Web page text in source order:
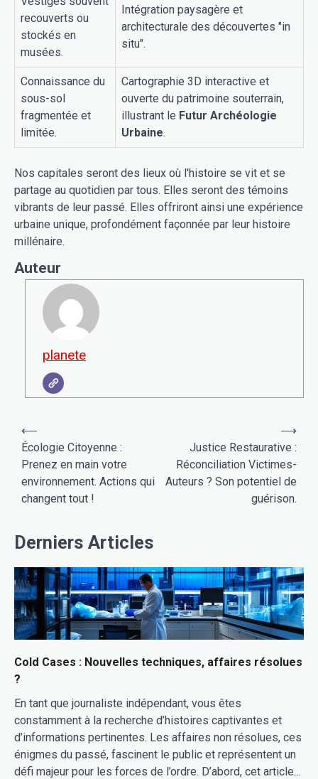
recouverts ou
stockés en
musées.
Intégration paysagère et
architecturale des découvertes "in
situ".
Connaissance du
sous-sol
fragmentée et
limitée.
Cartographie 3D interactive et
ouverte du patrimoine souterrain,
illustrant le Futur Archéologie
Urbaine.
Nos capitales seront des lieux où l'histoire se vit et se
partage au quotidien par tous. Elles seront des témoins
vibrants de leur passé. Elles offriront ainsi une expérience
urbaine unique, profondément façonnée par leur histoire
millénaire.
Auteur
planete
Navigation
de
l’article
⟵
Écologie Citoyenne :
Prenez en main votre
environnement. Actions qui
changent tout !
Justice Restaurative :
Réconciliation Victimes-
Auteurs ? Son potentiel de
guérison.
⟶
Derniers Articles
Cold Cases : Nouvelles techniques, affaires résolues
?
En tant que journaliste indépendant, vous êtes
constamment à la recherche d’histoires captivantes et
d’informations pertinentes. Les affaires non résolues, ces
énigmes du passé, fascinent le public et représentent un
défi majeur pour les forces de l’ordre. D’abord, cet article…